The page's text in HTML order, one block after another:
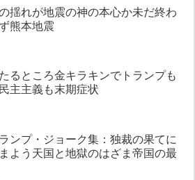
揺れが地震の神の本心か未だ終わ
熊本地震
るところ金キラキンでトランプも
主主義も末期症状
ランプ・ジョーク集：独裁の果てに
よう天国と地獄のはざま帝国の最